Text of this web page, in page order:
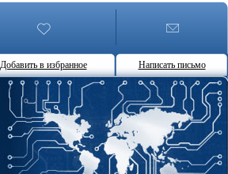
Добавить в избранное Написать письмо